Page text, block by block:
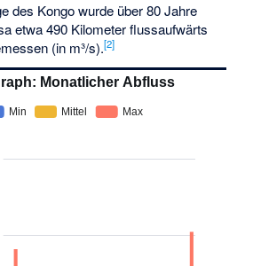
des Kongo wurde über 80 Jahre
etwa 490 Kilometer flussaufwärts
(in m³/s).[2]
Min Mittel Max
Monatlicher Abfluss